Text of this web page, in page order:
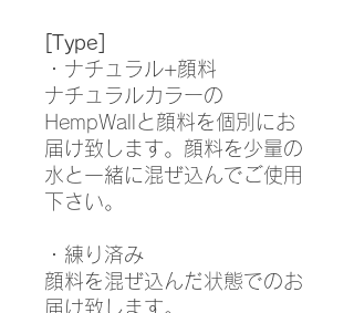
[Type]
・ナチュラル+顔料
ナチュラルカラーの
HempWallと顔料を個別にお
届け致します。顔料を少量の
水と一緒に混ぜ込んでご使用
下さい。
・練り済み
顔料を混ぜ込んだ状態でのお
届け致します。